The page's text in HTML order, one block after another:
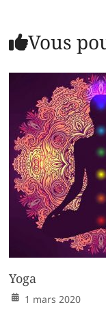
Vous
Yoga
1 mars 2020